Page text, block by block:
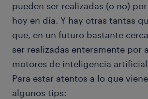
pueden ser realizadas (o no)
hoy en día. Y hay otras tantas
que, en un futuro bastante
ser realizadas enteramente por
motores de inteligencia
Para estar atentos a lo que
algunos tips: